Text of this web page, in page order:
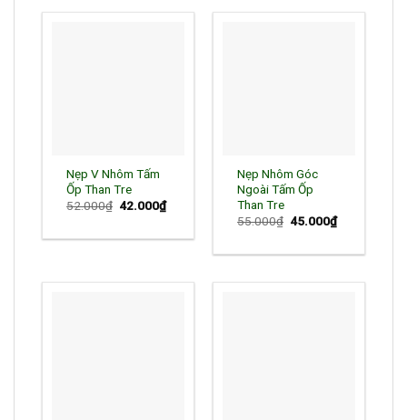
Nẹp V Nhôm Tấm
Ốp Than Tre
52.000₫ Giá
52.000₫.
42.000₫Giá
hiện
là:
42.000₫.
Nẹp Nhôm Góc
Ngoài Tấm Ốp
Than Tre
55.000₫ Giá
55.000₫.
45.000₫Giá
hiện
là: